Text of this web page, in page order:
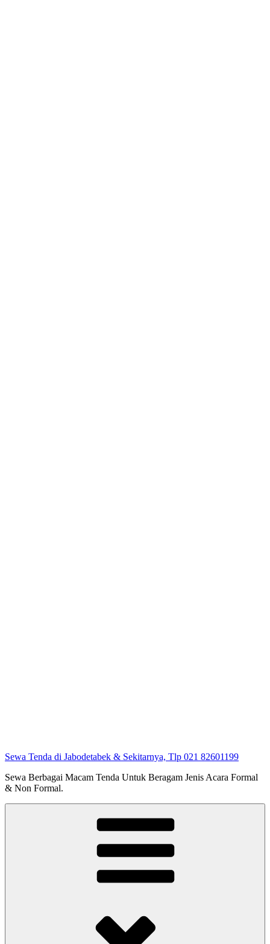
Sewa Tenda di Jabodetabek & Sekitarnya, Tlp 021 82601199
Sewa Berbagai Macam Tenda Untuk Beragam Jenis Acara Formal
& Non Formal.